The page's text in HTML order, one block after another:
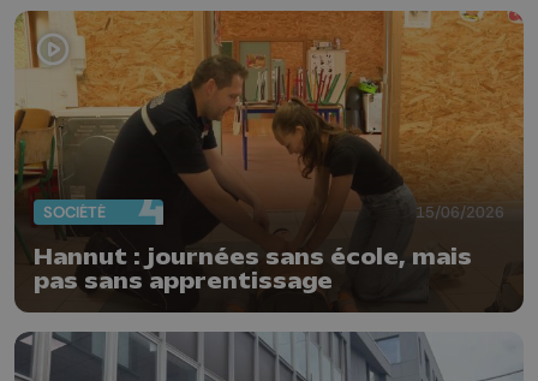
SOCIÉTÉ 15/06/2026
Hannut : journées sans école, mais
pas sans apprentissage